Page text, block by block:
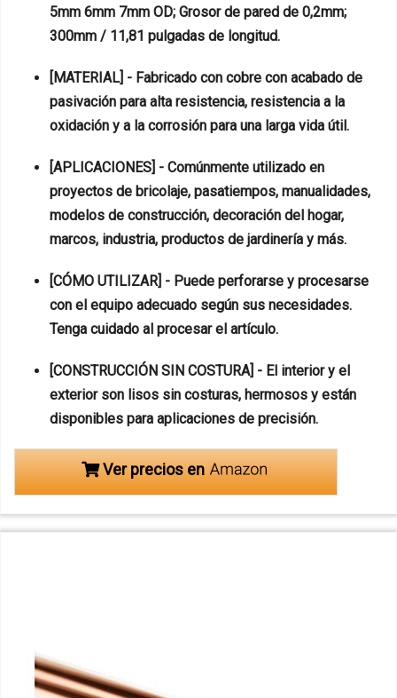
5mm 6mm 7mm OD; Grosor de pared de 0,2mm;
300mm / 11,81 pulgadas de longitud.
[MATERIAL] - Fabricado con cobre con acabado de
pasivación para alta resistencia, resistencia a la
oxidación y a la corrosión para una larga vida útil.
[APLICACIONES] - Comúnmente utilizado en
proyectos de bricolaje, pasatiempos, manualidades,
modelos de construcción, decoración del hogar,
marcos, industria, productos de jardinería y más.
[CÓMO UTILIZAR] - Puede perforarse y procesarse
con el equipo adecuado según sus necesidades.
Tenga cuidado al procesar el artículo.
[CONSTRUCCIÓN SIN COSTURA] - El interior y el
exterior son lisos sin costuras, hermosos y están
disponibles para aplicaciones de precisión.
Ver precios en